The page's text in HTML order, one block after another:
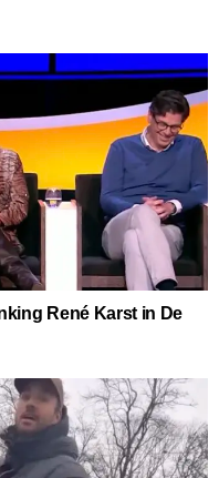
René Karst in De